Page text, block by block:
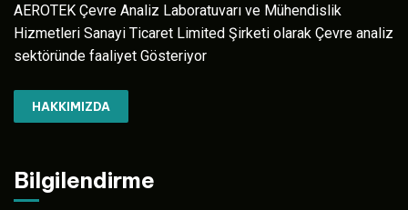
AEROTEK Çevre Analiz Laboratuvarı ve Mühendislik
Hizmetleri Sanayi Ticaret Limited Şirketi olarak Çevre analiz
sektöründe faaliyet Gösteriyor
HAKKIMIZDA
Bilgilendirme